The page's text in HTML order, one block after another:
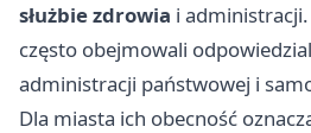
służbie zdrowia i
często obejmowali
administracji państwowej i
Dla miasta ich obecność